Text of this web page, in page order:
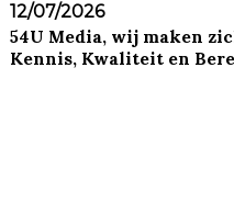
12/07/2026
54U Media, wij maken
Kennis, Kwaliteit en